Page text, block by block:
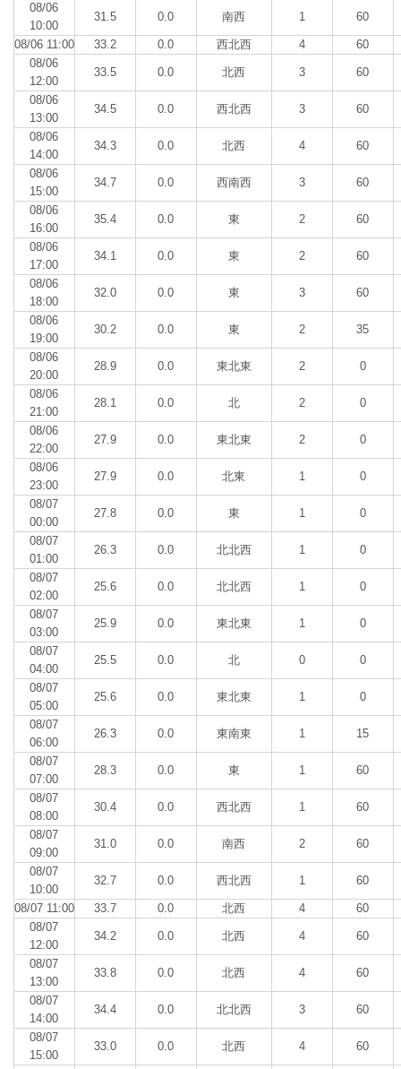
08/06
10:00
31.5 0.0 南西 1 60
08/06 11:00 33.2 0.0 西北西 4
60
08/06
12:00
33.5 0.0 北西 3 60
08/06
13:00
34.5 0.0 西北西 3 60
08/06
14:00
34.3 0.0 北西 4 60
08/06
15:00
34.7 0.0 西南西 3 60
08/06
16:00
35.4 0.0 東 2 60
08/06
17:00
34.1 0.0 東 2 60
08/06
18:00
32.0 0.0 東 3 60
08/06
19:00
30.2 0.0 東 2 35
08/06
20:00
28.9 0.0 東北東 2 0
08/06
21:00
28.1 0.0 北 2 0
08/06
22:00
27.9 0.0 東北東 2 0
08/06
23:00
27.9 0.0 北東 1 0
08/07
00:00
27.8 0.0 東 1 0
08/07
01:00
26.3 0.0 北北西 1 0
08/07
02:00
25.6 0.0 北北西 1 0
08/07
03:00
25.9 0.0 東北東 1 0
08/07
04:00
25.5 0.0 北 0 0
08/07
05:00
25.6 0.0 東北東 1 0
08/07
06:00
26.3 0.0 東南東 1 15
08/07
07:00
28.3 0.0 東 1 60
08/07
08:00
30.4 0.0 西北西 1 60
08/07
09:00
31.0 0.0 南西 2 60
08/07
10:00
32.7 0.0 西北西 1 60
08/07 11:00 33.7 0.0 北西 4
60
08/07
12:00
34.2 0.0 北西 4 60
08/07
13:00
33.8 0.0 北西 4 60
08/07
14:00
34.4 0.0 北北西 3 60
08/07
15:00
33.0 0.0 北西 4 60